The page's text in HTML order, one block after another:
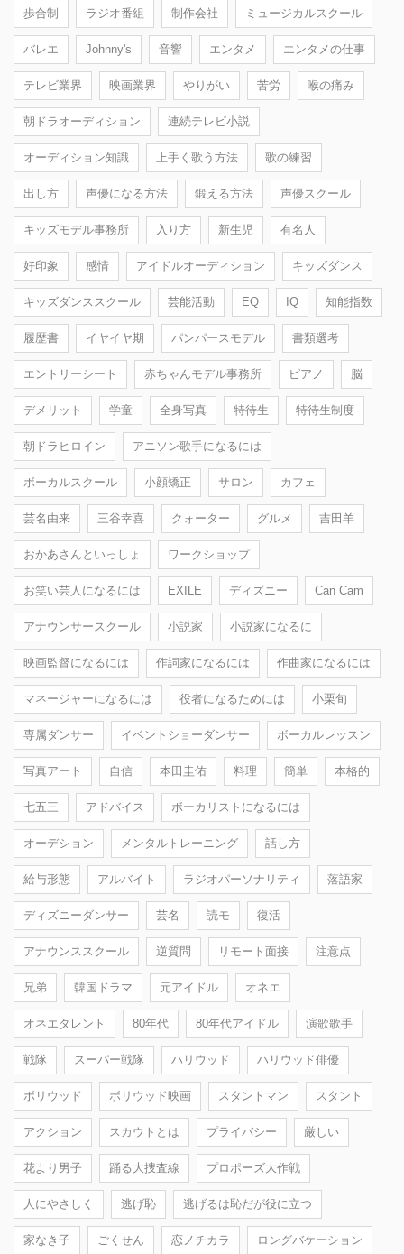
歩合制 ラジオ番組 制作会社 ミュージカルスクール
バレエ Johnny's 音響 エンタメ エンタメの仕事
テレビ業界 映画業界 やりがい 苦労 喉の痛み
朝ドラオーディション 連続テレビ小説
オーディション知識 上手く歌う方法 歌の練習
出し方 声優になる方法 鍛える方法 声優スクール
キッズモデル事務所 入り方 新生児 有名人
好印象 感情 アイドルオーディション キッズダンス
キッズダンススクール 芸能活動 EQ IQ 知能指数
履歴書 イヤイヤ期 パンパースモデル 書類選考
エントリーシート 赤ちゃんモデル事務所 ピアノ 脳
デメリット 学童 全身写真 特待生 特待生制度
朝ドラヒロイン アニソン歌手になるには
ボーカルスクール 小顔矯正 サロン カフェ
芸名由来 三谷幸喜 クォーター グルメ 吉田羊
おかあさんといっしょ ワークショップ
お笑い芸人になるには EXILE ディズニー Can Cam
アナウンサースクール 小説家 小説家になるに
映画監督になるには 作詞家になるには 作曲家になるには
マネージャーになるには 役者になるためには 小栗旬
専属ダンサー イベントショーダンサー ボーカルレッスン
写真アート 自信 本田圭佑 料理 簡単 本格的
七五三 アドバイス ボーカリストになるには
オーデション メンタルトレーニング 話し方
給与形態 アルバイト ラジオパーソナリティ 落語家
ディズニーダンサー 芸名 読モ 復活
アナウンススクール 逆質問 リモート面接 注意点
兄弟 韓国ドラマ 元アイドル オネエ
オネエタレント 80年代 80年代アイドル 演歌歌手
戦隊 スーパー戦隊 ハリウッド ハリウッド俳優
ボリウッド ボリウッド映画 スタントマン スタント
アクション スカウトとは プライバシー 厳しい
花より男子 踊る大捜査線 プロポーズ大作戦
人にやさしく 逃げ恥 逃げるは恥だが役に立つ
家なき子 ごくせん 恋ノチカラ ロングバケーション